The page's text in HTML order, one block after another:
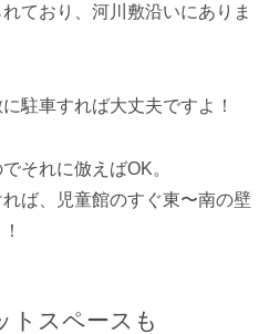
ており、河川敷沿いにありま
駐車すれば大丈夫ですよ！
それに倣えばOK。
ば、児童館のすぐ東〜南の壁
トスペースも